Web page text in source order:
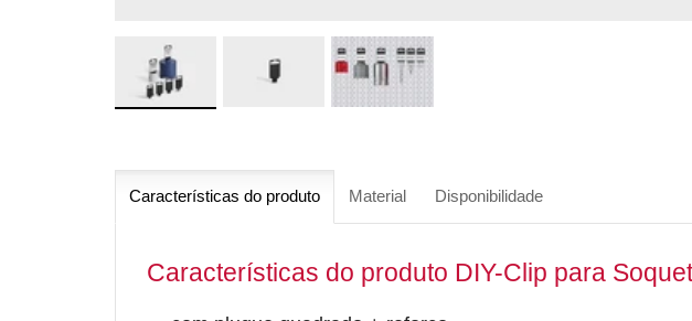
Características do produto Material Disponibilidade
Características do produto DIY-Clip para